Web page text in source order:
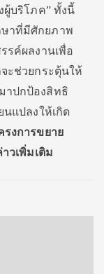
ผู้บริโภค” ทั้งนี้
าที่มีศักยภาพ
รค์ผลงานเพื่อ
ะช่วยกระตุ้นให้
าปกป้องสิทธิ
นแปลงให้เกิด
งการขยาย
วเพิ่มเติม